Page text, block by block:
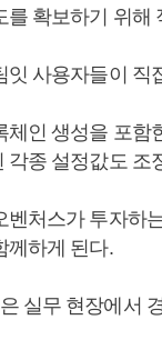
를 확보하기 위해
잇 사용자들이 직
체인 생성을 포함
각종 설정값도 조
벤처스가 투자하
께하게 된다.
실무 현장에서